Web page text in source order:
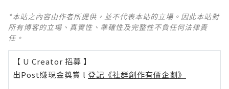
*本站之內容由作者所提供，並不代表本站的立場。因此本站對
所有博客的立場、真實性、準確性及完整性不負任何法律責
任。
【 U Creator 招募 】
出Post賺現金獎賞 l 登記《社群創作有價企劃》